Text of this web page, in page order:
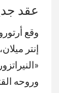
عقد
وقع
إنتر
وروحه